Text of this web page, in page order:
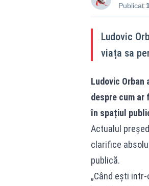
Publicat:
Ludovic
viața sa
Ludovic
despre cum
în spațiul
Actualul
clarifice
publică.
„Când ești